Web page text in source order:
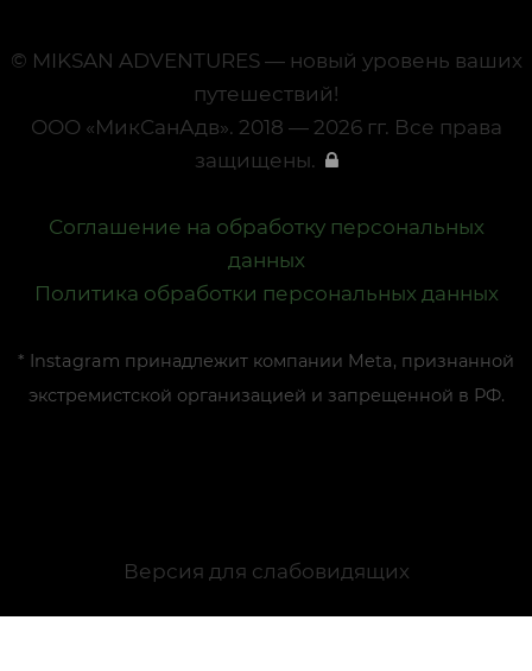
© MIKSAN ADVENTURES — новый уровень ваших
путешествий!
ООО «МикСанАдв». 2018 — 2026 гг. Все права
защищены.
Соглашение на обработку персональных
данных
Политика обработки персональных данных
* Instagram принадлежит компании Meta, признанной
экстремистской организацией и запрещенной в РФ.
Версия для слабовидящих